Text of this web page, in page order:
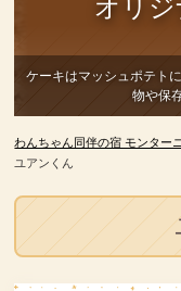
オリ
ケーキはマッシュポテト
物や保
わんちゃん同伴の宿 モンター
ユアンくん